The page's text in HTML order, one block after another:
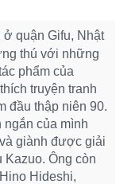
quận Gifu, Nhật
thú với những
phẩm của
truyện tranh
đầu thập niên 90.
ngắn của mình
giành được giải
Ông còn
Hideshi,